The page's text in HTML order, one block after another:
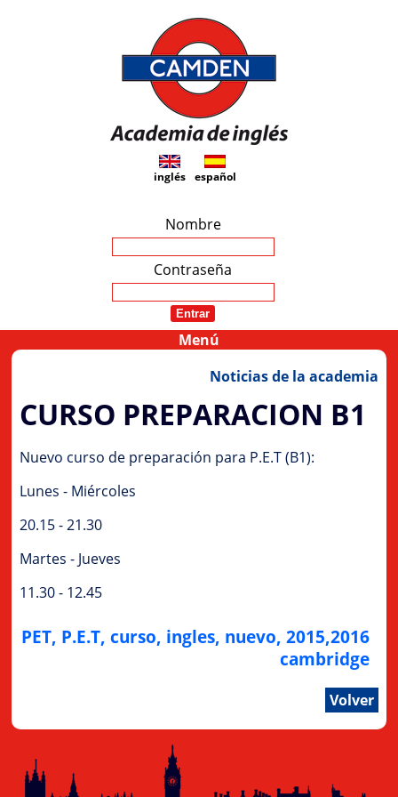
Academia de inglés
Camden
inglés español
Nombre
Contraseña
Menú
Noticias de la academia
CURSO PREPARACION B1
Nuevo curso de preparación para P.E.T (B1):
Lunes - Miércoles
20.15 - 21.30
Martes - Jueves
11.30 - 12.45
PET, P.E.T, curso, ingles, nuevo, 2015,2016
cambridge
Volver